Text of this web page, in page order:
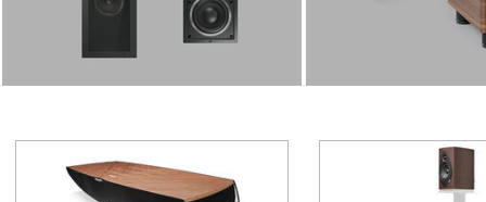
Nagaoka
Naim Audio
New Horizon Audio